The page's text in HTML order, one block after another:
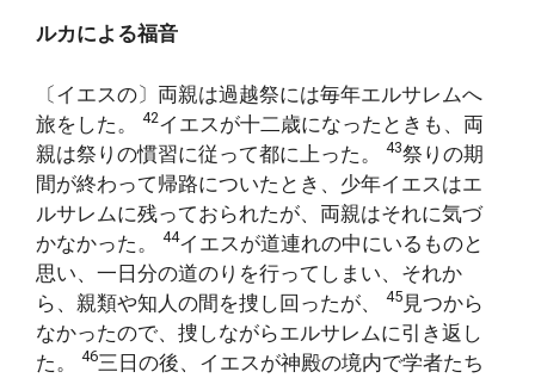
ルカによる福音
〔イエスの〕両親は過越祭には毎年エルサレムへ
旅をした。
42イエスが十二歳になったときも、両
親は祭りの慣習に従って都に上った。
43祭りの期
間が終わって帰路についたとき、少年イエスはエ
ルサレムに残っておられたが、両親はそれに気づ
かなかった。
44イエスが道連れの中にいるものと
思い、一日分の道のりを行ってしまい、それか
ら、親類や知人の間を捜し回ったが、
45 見つから
なかったので、捜しながらエルサレムに引き返し
た。
46三日の後、イエスが神殿の境内で学者たち